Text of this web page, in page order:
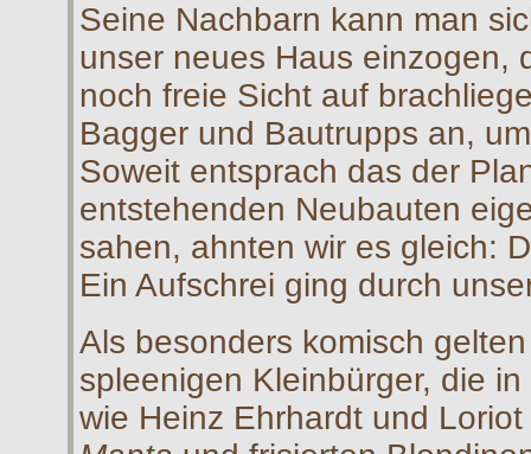
Seine Nachbarn kann man
unser neues Haus einzogen,
noch freie Sicht auf
Bagger und Bautrupps an,
Soweit entsprach das der
entstehenden Neubauten
sahen, ahnten wir es gleich:
Ein Aufschrei ging durch
Als besonders komisch
spleenigen Kleinbürger, die
wie Heinz Ehrhardt und